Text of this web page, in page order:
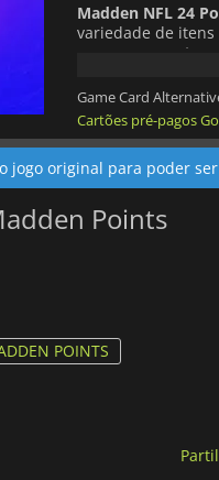
Madden NFL 24
variedade de
para o seu
; e acesso
perfeita de
vencer.
Madden NFL 24
Internet e uma
Game Card
Cartões pré-pagos
jogo original para poder
Points
POINTS